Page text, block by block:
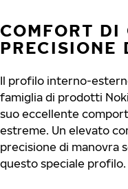
COMFORT DI
PRECISIONE
Il profilo interno-
famiglia di prodotti
suo eccellente
estreme. Un elevato
precisione di manovra
questo speciale profilo.